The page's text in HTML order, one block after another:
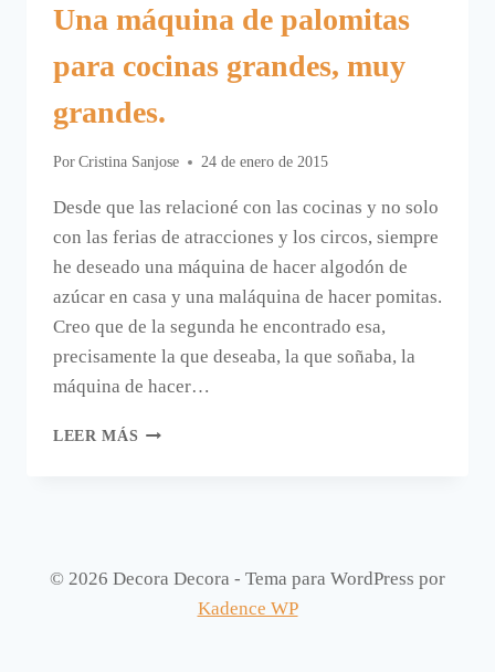
Una máquina de palomitas
para cocinas grandes, muy
grandes.
Por Cristina Sanjose 24 de enero de 2015
Desde que las relacioné con las cocinas y no solo
con las ferias de atracciones y los circos, siempre
he deseado una máquina de hacer algodón de
azúcar en casa y una maláquina de hacer pomitas.
Creo que de la segunda he encontrado esa,
precisamente la que deseaba, la que soñaba, la
máquina de hacer…
LEER MÁS UNA
GRANDES,
GRANDES.
© 2026 Decora Decora - Tema para WordPress por
Kadence WP